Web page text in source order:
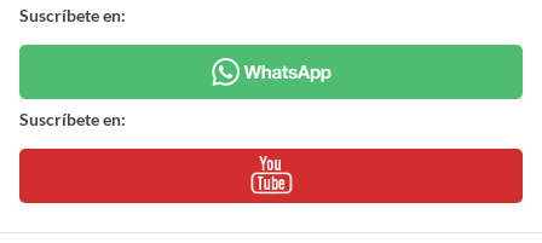
Suscríbete en:
Suscríbete en: